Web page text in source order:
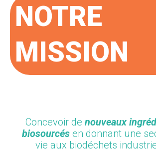
NOTRE
MISSION
Concevoir de nouveaux
biosourcés en donnant une
vie aux biodéchets